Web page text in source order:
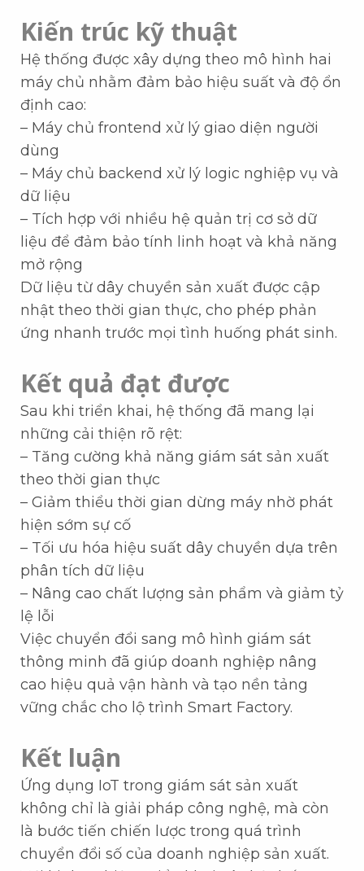
Kiến trúc kỹ thuật
Hệ thống được xây dựng theo mô hình hai
máy chủ nhằm đảm bảo hiệu suất và độ ổn
định cao:
– Máy chủ frontend xử lý giao diện người
dùng
– Máy chủ backend xử lý logic nghiệp vụ và
dữ liệu
– Tích hợp với nhiều hệ quản trị cơ sở dữ
liệu để đảm bảo tính linh hoạt và khả năng
mở rộng
Dữ liệu từ dây chuyền sản xuất được cập
nhật theo thời gian thực, cho phép phản
ứng nhanh trước mọi tình huống phát sinh.
Kết quả đạt được
Sau khi triển khai, hệ thống đã mang lại
những cải thiện rõ rệt:
– Tăng cường khả năng giám sát sản xuất
theo thời gian thực
– Giảm thiểu thời gian dừng máy nhờ phát
hiện sớm sự cố
– Tối ưu hóa hiệu suất dây chuyền dựa trên
phân tích dữ liệu
– Nâng cao chất lượng sản phẩm và giảm tỷ
lệ lỗi
Việc chuyển đổi sang mô hình giám sát
thông minh đã giúp doanh nghiệp nâng
cao hiệu quả vận hành và tạo nền tảng
vững chắc cho lộ trình Smart Factory.
Kết luận
Ứng dụng IoT trong giám sát sản xuất
không chỉ là giải pháp công nghệ, mà còn
là bước tiến chiến lược trong quá trình
chuyển đổi số của doanh nghiệp sản xuất.